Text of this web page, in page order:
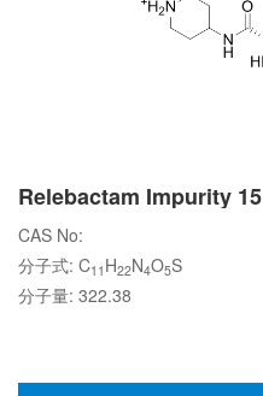
Relebactam Impurity 15
CAS No:
分子式: C11 H22N4O5S
分子量: 322.38